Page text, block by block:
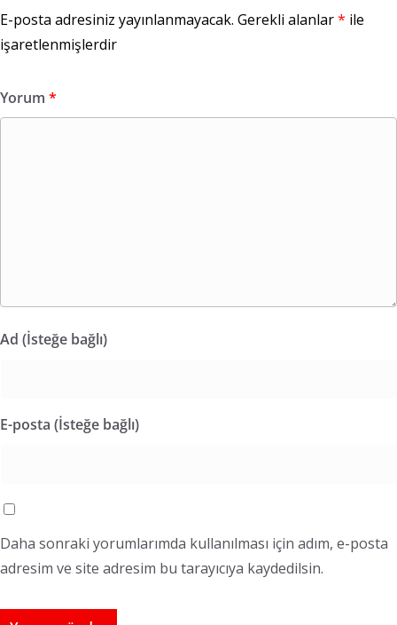
E-posta adresiniz yayınlanmayacak. Gerekli alanlar* ile
işaretlenmişlerdir
Yorum *
Ad (İsteğe bağlı)
E-posta (İsteğe bağlı)
Daha sonraki yorumlarımda kullanılması için adım, e-posta
adresim ve site adresim bu tarayıcıya kaydedilsin.